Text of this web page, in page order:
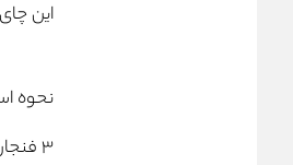
این
۳ فنجان تجاوز نکنید.